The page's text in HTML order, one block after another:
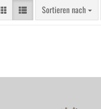
Sortieren nach
Sortieren nach